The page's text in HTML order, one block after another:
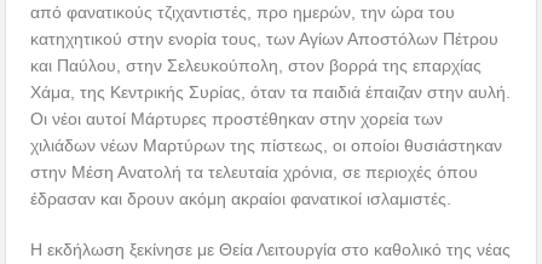
από φανατικούς τζιχαντιστές, προ ημερών, την ώρα του
κατηχητικού στην ενορία τους, των Αγίων Αποστόλων Πέτρου
και Παύλου, στην Σελευκούπολη, στον βορρά της επαρχίας
Χάμα, της Κεντρικής Συρίας, όταν τα παιδιά έπαιζαν στην αυλή.
Οι νέοι αυτοί Μάρτυρες προστέθηκαν στην χορεία των
χιλιάδων νέων Μαρτύρων της πίστεως, οι οποίοι θυσιάστηκαν
στην Μέση Ανατολή τα τελευταία χρόνια, σε περιοχές όπου
έδρασαν και δρουν ακόμη ακραίοι φανατικοί ισλαμιστές.
Η εκδήλωση ξεκίνησε με Θεία Λειτουργία στο καθολικό της νέας